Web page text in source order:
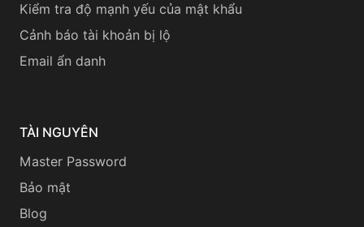
Kiểm tra độ mạnh yếu của mật khẩu
Cảnh báo tài khoản bị lộ
Email ẩn danh
TÀI NGUYÊN
Master Password
Bảo mật
Blog